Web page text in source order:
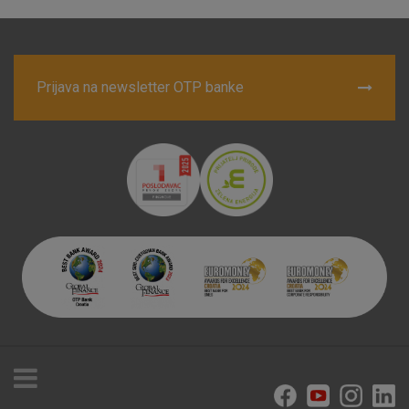
Prijava na newsletter OTP banke
za uslugama, kao što su postavke kolačića. Svoj preglednik
o njima, ali u tom slučaju neki dijelovi stranice neće raditi. Ti
kolačići ne pohranjuju nikakve informacije koje bi vas mogle
identificirati.